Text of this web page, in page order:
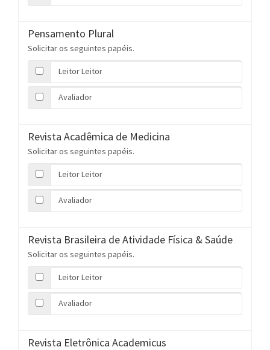
Pensamento Plural
Solicitar os seguintes papéis.
Leitor Leitor
Avaliador
Revista Acadêmica de Medicina
Solicitar os seguintes papéis.
Leitor Leitor
Avaliador
Revista Brasileira de Atividade Física & Saúde
Solicitar os seguintes papéis.
Leitor Leitor
Avaliador
Revista Eletrônica Academicus